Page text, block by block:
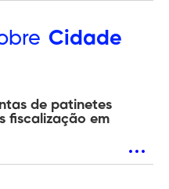
Cidade
de patinetes
fiscalização em